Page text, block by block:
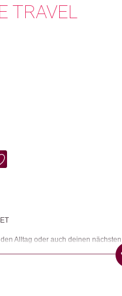
TRAVEL
Alltag oder auch deinen
ideal für dein Handgepäck.
Naturkautschuk sorgt dafür,